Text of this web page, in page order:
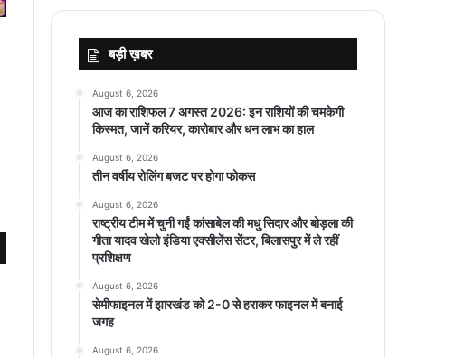
बड़ी ख़बर
August 6, 2026
आज का राशिफल 7 अगस्त 2026: इन राशियों की चमकेगी
किस्मत, जानें करियर, कारोबार और धन लाभ का हाल
August 6, 2026
तीन वर्षीय रोलिंग बजट पर होगा फोकस
August 6, 2026
राष्ट्रीय टीम में चुनी गईं कांसाबेल की मधु सिदार और बोड़ला की
गीता यादव खेलो इंडिया एक्सीलेंस सेंटर, बिलासपुर में ले रहीं
प्रशिक्षण
August 6, 2026
सेमीफाइनल में झारखंड को 2-0 से हराकर फाइनल में बनाई
जगह
August 6, 2026